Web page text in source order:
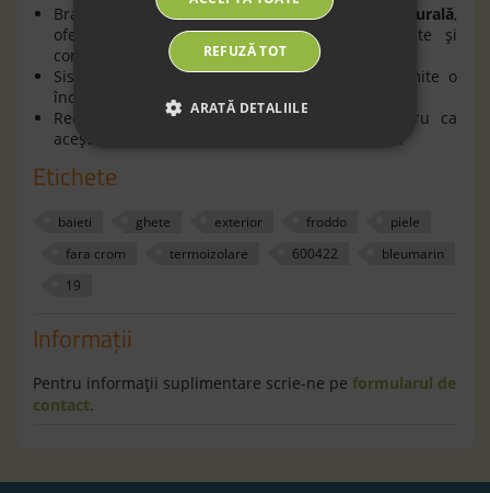
Branţul (talpă interioară) dinblăniţă din lână naturală,
oferă piciorului o bună respiraţie, flexibilitate şi
confort în timpul mersului;
Sistemul de prindere cubaretetip
permite o
încălţare rapidă a copilului;
Recomandaţi copiilor de la primii paşi pentru ca
aceştia să deprindă un mers sănătos şi natural.
Etichete
baieti ghete exterior froddo
piele
fara crom
termoizolare 600422
bleumarin
19
Informaţii
Pentru informaţii suplimentare scrie-ne pe formularul de
contact.
REFUZĂ TOT
ARATĂ DETALIILE